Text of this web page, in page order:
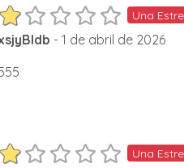
Una
- 1 de abril de 2026
Una